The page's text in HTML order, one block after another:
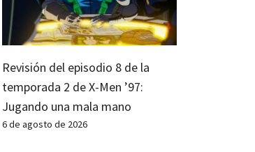
Revisión del episodio 8 de la
temporada 2 de X-Men ’97:
Jugando una mala mano
6 de agosto de 2026